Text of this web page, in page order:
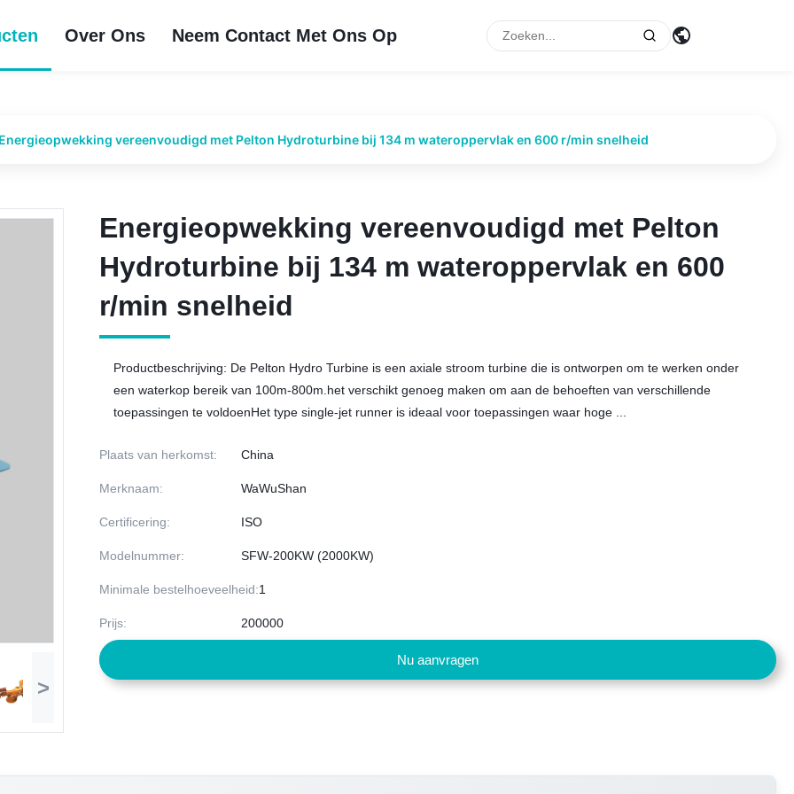
Over Ons Neem Contact Met Ons Op
vereenvoudigd met Pelton Hydroturbine bij 134 m wateroppervlak en 600 r/min snelheid
>
Energieopwekking vereenvoudigd met Pelton
Hydroturbine bij 134 m wateroppervlak en 600
r/min snelheid
Energieopwekking vereenvoudigd met Pelton
Hydroturbine bij 134 m wateroppervlak en 600
r/min snelheid
Productbeschrijving: De Pelton Hydro Turbine is een axiale stroom turbine die is ontworpen om te werken onder
een waterkop bereik van 100m-800m.het verschikt genoeg maken om aan de behoeften van verschillende
toepassingen te voldoenHet type single-jet runner is ideaal voor toepassingen waar hoge ...
Plaats van herkomst: China
Merknaam: WaWuShan
Certificering: ISO
Modelnummer: SFW-200KW (2000KW)
Minimale bestelhoeveelheid:1
Prijs: 200000
Nu aanvragen